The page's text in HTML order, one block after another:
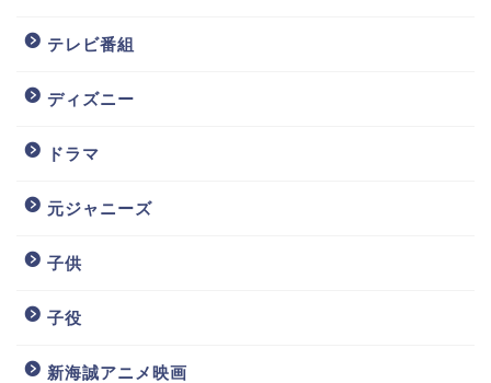
テレビ番組
ディズニー
ドラマ
元ジャニーズ
子供
子役
新海誠アニメ映画